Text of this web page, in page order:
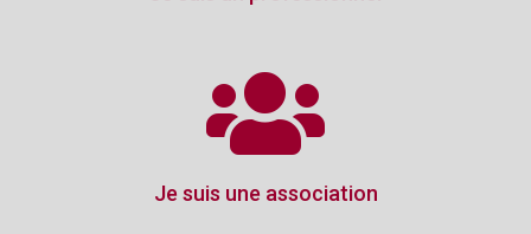
Je suis une association